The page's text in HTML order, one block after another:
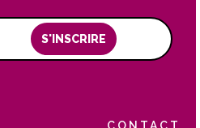
S'INSCRIRE